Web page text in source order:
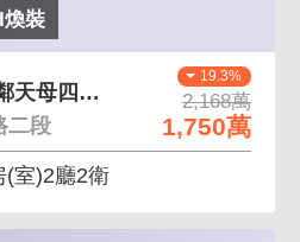
煥裝
19.3%
2,168萬
1,750萬
首購最愛邊間美寓 鄰天母四大公園環繞雙醫療體系
二段
(室)2廳2衛